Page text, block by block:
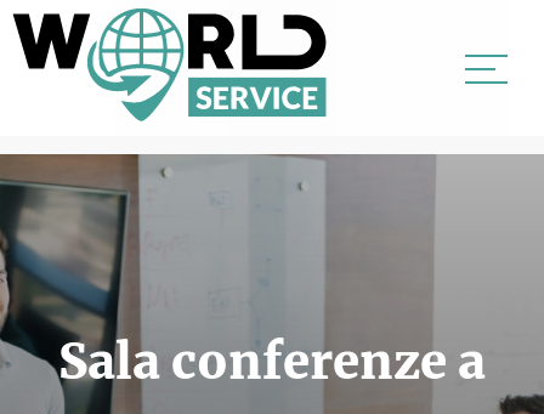
UFFICI
SALE
DOMICILIAZIONI
Sala conferenze a